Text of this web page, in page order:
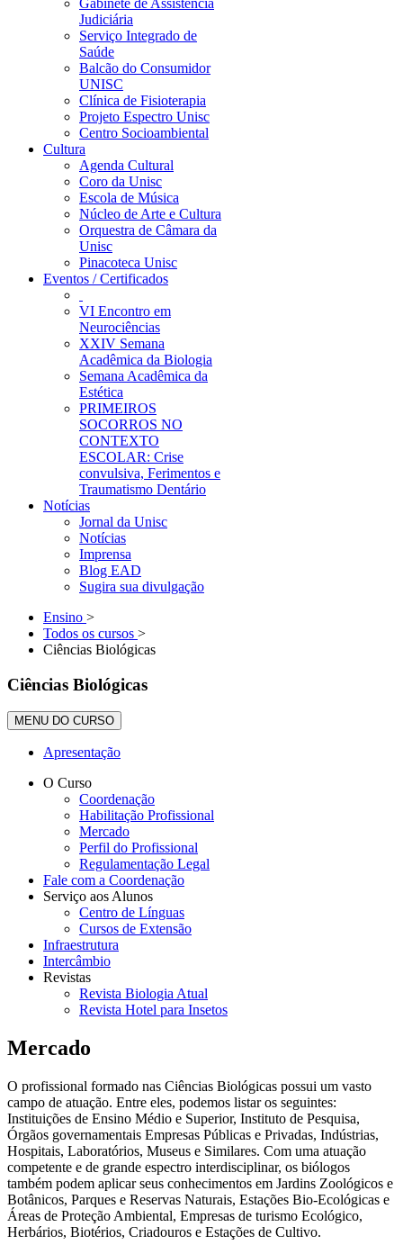
Gabinete de Assistência
Judiciária
Serviço Integrado de
Saúde
Balcão do Consumidor
UNISC
Clínica de Fisioterapia
Projeto Espectro Unisc
Centro Socioambiental
Cultura
Agenda Cultural
Coro da Unisc
Escola de Música
Núcleo de Arte e Cultura
Orquestra de Câmara da
Unisc
Pinacoteca Unisc
Eventos / Certificados
VI Encontro em
Neurociências
XXIV Semana
Acadêmica da Biologia
Semana Acadêmica da
Estética
PRIMEIROS
SOCORROS NO
CONTEXTO
ESCOLAR: Crise
convulsiva, Ferimentos e
Traumatismo Dentário
Notícias
Jornal da Unisc
Notícias
Imprensa
Blog EAD
Sugira sua divulgação
Ensino >
Todos os cursos >
Ciências Biológicas
Ciências Biológicas
MENU DO CURSO
Apresentação
O Curso
Coordenação
Habilitação Profissional
Mercado
Perfil do Profissional
Regulamentação Legal
Fale com a Coordenação
Serviço aos Alunos
Centro de Línguas
Cursos de Extensão
Infraestrutura
Intercâmbio
Revistas
Revista Biologia Atual
Revista Hotel para Insetos
Mercado
O profissional formado nas Ciências Biológicas possui um vasto
campo de atuação. Entre eles, podemos listar os seguintes:
Instituições de Ensino Médio e Superior, Instituto de Pesquisa,
Órgãos governamentais Empresas Públicas e Privadas, Indústrias,
Hospitais, Laboratórios, Museus e Similares. Com uma atuação
competente e de grande espectro interdisciplinar, os biólogos
também podem aplicar seus conhecimentos em Jardins Zoológicos e
Botânicos, Parques e Reservas Naturais, Estações Bio-Ecológicas e
Áreas de Proteção Ambiental, Empresas de turismo Ecológico,
Herbários, Biotérios, Criadouros e Estações de Cultivo.